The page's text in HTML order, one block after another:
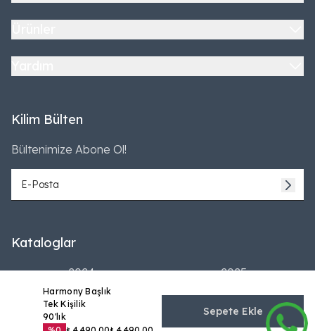
Harmony Başlık
Tek Kişilik
90'lık
Sepete Ekle
Kataloglar
2024 2025
Kilim Bülten
Bültenimize Abone Ol!